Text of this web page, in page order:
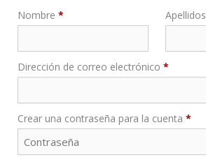
Nombre * Apellidos
Dirección de correo electrónico *
Crear una contraseña para la cuenta *